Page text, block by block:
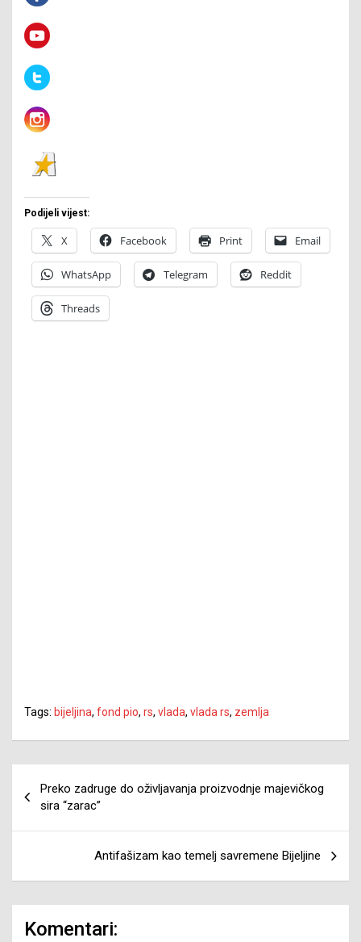
Podijeli vijest:
X Facebook Print Email
WhatsApp Telegram Reddit
Threads
Tags: bijeljina, fond pio, rs, vlada, vlada rs, zemlja
članaka
Preko zadruge do oživljavanja proizvodnje majevičkog
sira “zarac”
Antifašizam kao temelj savremene Bijeljine
Komentari: